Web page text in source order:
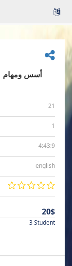
21
1
4:43:9
english
20$
3 Student